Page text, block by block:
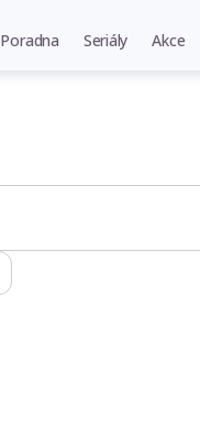
Poradna Seriály Akce